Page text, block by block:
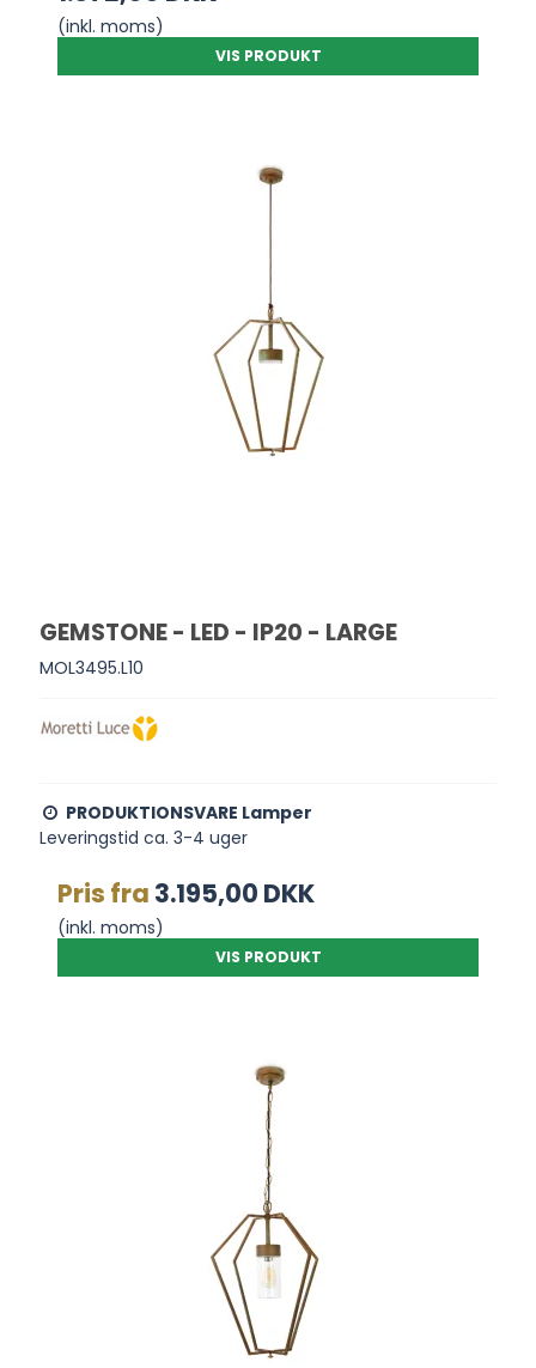
(inkl. moms)
VIS PRODUKT
GEMSTONE - LED - IP20 - LARGE
MOL3495.L10
PRODUKTIONSVARE Lamper
Leveringstid ca. 3-4 uger
Pris fra 3.195,00 DKK
(inkl. moms)
VIS PRODUKT